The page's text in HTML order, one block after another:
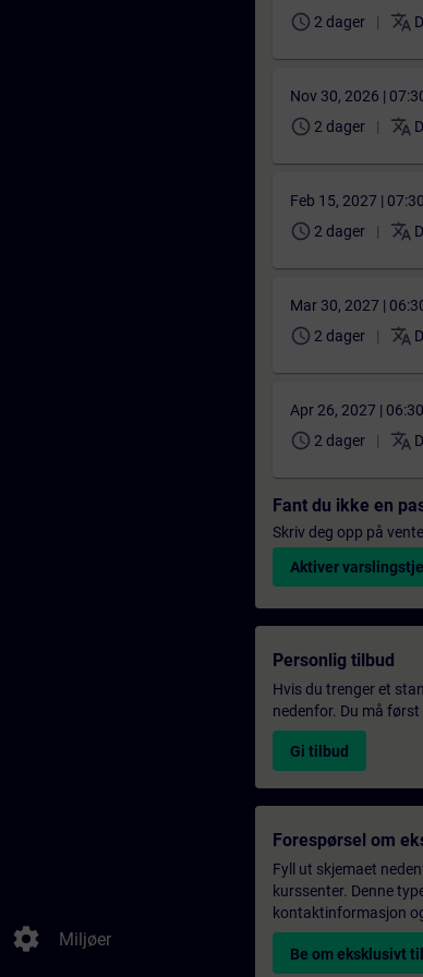
settings Miljøer
schedule 2 dager translate
Nov 30, 2026 |
schedule 2 dager translate
Feb 15, 2027 |
schedule 2 dager translate
Mar 30, 2027 |
schedule 2 dager translate
Apr 26, 2027 |
schedule 2 dager translate
Fant du ikke en
Skriv deg opp på
Aktiver
Personlig tilbud
Hvis du trenger et
nedenfor. Du må
Gi tilbud
Forespørsel om
Fyll ut skjemaet
kurssenter. Denne
kontaktinformasjon
Be om eksklusivt